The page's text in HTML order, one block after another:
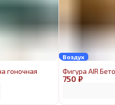
гоночная
Воздух
750 ₽
Фигура AIR